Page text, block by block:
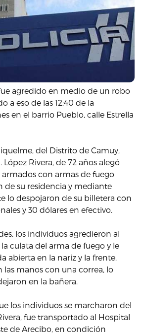
agredido en medio de un robo
a eso de las 12:40 de la
en el barrio Pueblo, calle Estrella
del Distrito de Camuy,
Rivera, de 72 años alegó
con armas de fuego
de su residencia y mediante
lo despojaron de su billetera con
y 30 dólares en efectivo.
los individuos agredieron al
culata del arma de fuego y le
abierta en la nariz y la frente.
las manos con una correa, lo
en la bañera.
los individuos se marcharon del
fue transportado al Hospital
de Arecibo, en condición